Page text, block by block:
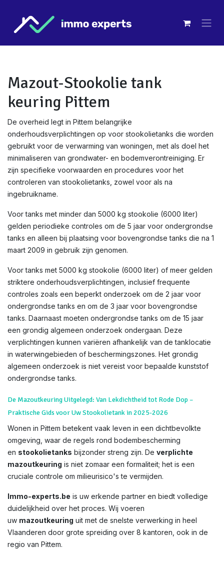
Mazout-Stookolie tank
keuring Pittem
De overheid legt in Pittem belangrijke
onderhoudsverplichtingen op voor stookolietanks die worden
gebruikt voor de verwarming van woningen, met als doel het
minimaliseren van grondwater- en bodemverontreiniging. Er
zijn specifieke voorwaarden en procedures voor het
controleren van stookolietanks, zowel voor als na
ingebruikname.
Voor tanks met minder dan 5000 kg stookolie (6000 liter)
gelden periodieke controles om de 5 jaar voor ondergrondse
tanks en alleen bij plaatsing voor bovengrondse tanks die na 1
maart 2009 in gebruik zijn genomen.
Voor tanks met 5000 kg stookolie (6000 liter) of meer gelden
striktere onderhoudsverplichtingen, inclusief frequente
controles zoals een beperkt onderzoek om de 2 jaar voor
ondergrondse tanks en om de 3 jaar voor bovengrondse
tanks. Daarnaast moeten ondergrondse tanks om de 15 jaar
een grondig algemeen onderzoek ondergaan. Deze
verplichtingen kunnen variëren afhankelijk van de tanklocatie
in waterwingebieden of beschermingszones. Het grondig
algemeen onderzoek is niet vereist voor bepaalde kunststof
ondergrondse tanks.
De Mazoutkeuring Uitgelegd: Van Lekdichtheid tot Rode Dop –
Praktische Gids voor Uw Stookolietank in 2025-2026
Wonen in Pittem betekent vaak leven in een dichtbevolkte
omgeving, waar de regels rond bodembescherming
en stookolietanks bijzonder streng zijn. De verplichte
mazoutkeuring is niet zomaar een formaliteit; het is een
cruciale controle om milieurisico's te vermijden.
Immo-experts.be is uw erkende partner en biedt volledige
duidelijkheid over het proces. Wij voeren
uw mazoutkeuring uit met de snelste verwerking in heel
Vlaanderen door grote spreiding over 8 kantoren, ook in de
regio van Pittem.